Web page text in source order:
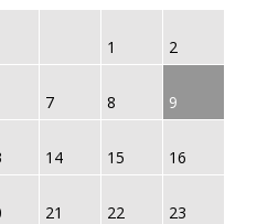
1 2
7 8 9
14 15 16
21 22 23